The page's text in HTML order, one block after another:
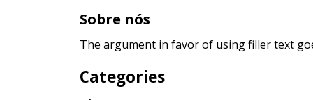
Sobre nós
The argument in favor of using filler text
Categories